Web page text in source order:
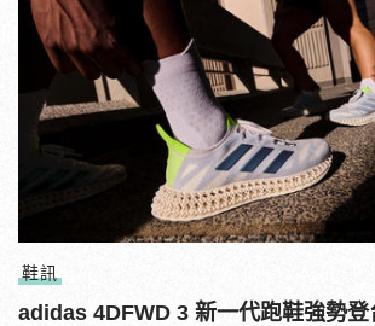
鞋訊
adidas 4DFWD 3 新一代跑鞋強勢登